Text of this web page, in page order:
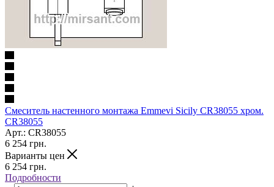
Смеситель настенного монтажа Emmevi Sicily CR38055 хром.
CR38055
Арт.: CR38055
6 254 грн.
Варианты цен
6 254 грн.
Подробности